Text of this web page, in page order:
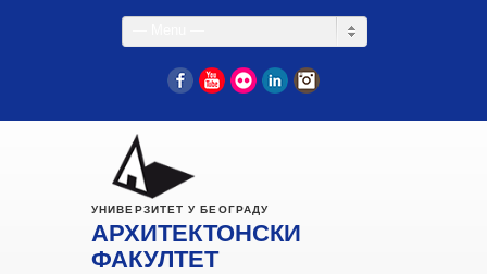
FacebookYouTube
Flickr LinkedIn
УНИВЕРЗИТЕТ У БЕОГРАДУ
АРХИТЕКТОНСКИ
ФАКУЛТЕТ